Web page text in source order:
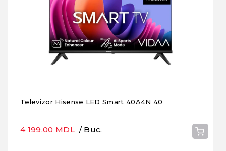
Televizor Hisense LED Smart 40A4N 40
4 199,00 MDL / Buc.